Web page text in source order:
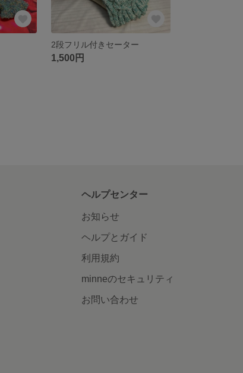
2段フリル付きセーター
1,500円
ヘルプセンター
お知らせ
ヘルプとガイド
利用規約
minneのセキュリティ
お問い合わせ